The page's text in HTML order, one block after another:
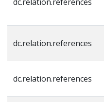
dc.relation.references
dc.relation.references